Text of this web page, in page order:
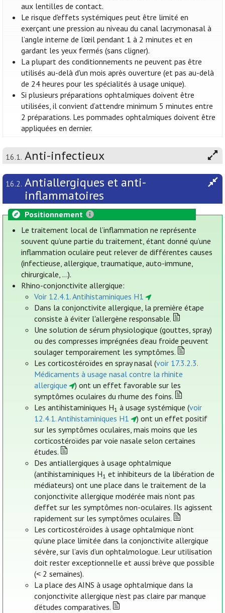
aux lentilles de contact.
Le risque d'effets systémiques peut être limité en
exerçant une pression au niveau du canal lacrymonasal à
l’angle interne de l’œil pendant 1 à 2 minutes et en
gardant les yeux fermés (sans cligner).
La plupart des conditionnements ne peuvent pas être
utilisés au-delà d'un mois après ouverture (et pas au-delà
de 24 heures pour les spécialités à usage unique).
Si plusieurs préparations ophtalmiques doivent être
utilisées, il convient d’attendre minimum 5 minutes entre
2 préparations. Les pommades ophtalmiques doivent être
appliquées en dernier.
16.1. Anti-infectieux
16.2. Antiallergiques et anti-
inflammatoires
Positionnement
Le traitement local de l’inflammation ne représente
souvent qu’une partie du traitement, étant donné qu’une
inflammation oculaire peut relever de différentes causes
(infectieuse, allergique, traumatique, auto-immune,
chirurgicale, ...).
Rhino-conjonctivite allergique:
Voir 12.4.1. Antihistaminiques H1
Dans la conjonctivite allergique, la première étape
consiste à éviter l'allergène responsable.
Une solution de sérum physiologique (gouttes, spray)
ou des compresses imprégnées d’eau froide peuvent
soulager temporairement les symptômes.
Les corticostéroïdes en spray nasal (voir 17.3.2.3.
Médicaments à usage nasal contre la rhinite
allergique
) ont un effet favorable sur les
symptômes oculaires du rhume des foins.
Les antihistaminiques H1 à usage systémique (voir
12.4.1. Antihistaminiques H1
) ont un effet positif
sur les symptômes oculaires, mais moins que les
corticostéroïdes par voie nasale selon certaines
études.
Des antiallergiques à usage ophtalmique
(antihistaminiques H1 et inhibiteurs de la libération de
médiateurs) ont une place dans le traitement de la
conjonctivite allergique modérée mais n’ont pas
d’effet sur les symptômes non-oculaires. Ils agissent
rapidement sur les symptômes oculaires.
Les corticostéroïdes à usage ophtalmique n’ont
qu’une place limitée dans la conjonctivite allergique
sévère, sur l’avis d’un ophtalmologue. Leur utilisation
doit rester exceptionnelle et aussi brève que possible
(˂ 2 semaines).
La place des AINS à usage ophtalmique dans la
conjonctivite allergique n’est pas claire par manque
d’études comparatives.